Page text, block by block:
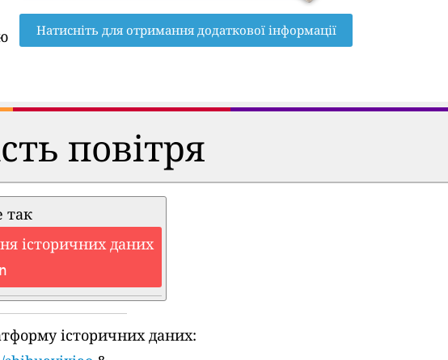
Натисніть для отримання додаткової інформації
повітря
так
історичних даних
історичних даних: